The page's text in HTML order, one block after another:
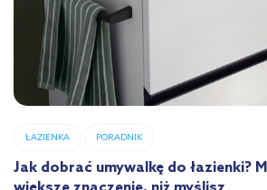
ŁAZIENKA PORADNIK
Jak dobrać umywalkę do łazienki?